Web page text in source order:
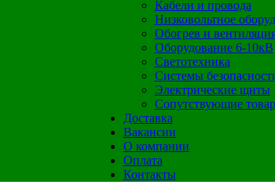
Кабели и провода
Низковольтное
Обогрев и
Оборудование 6-10кВ
Светотехника
Системы
Электрические щиты
Сопутствующие
Доставка
Вакансии
О компании
Оплата
Контакты